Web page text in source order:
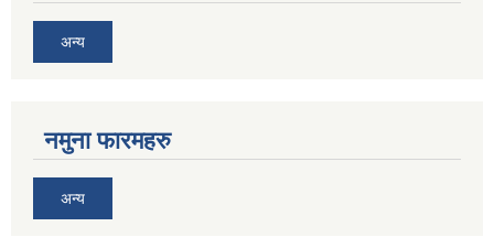
अन्य
नमुना फारमहरु
अन्य